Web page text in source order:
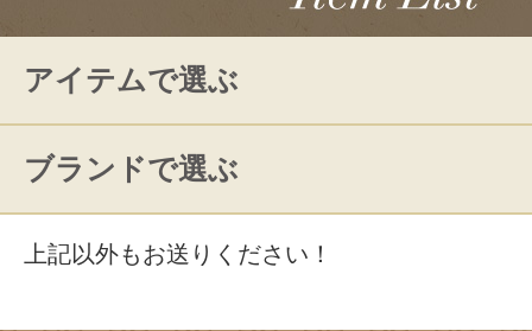
アイテムで選ぶ
ブランドで選ぶ
上記以外もお送りください！